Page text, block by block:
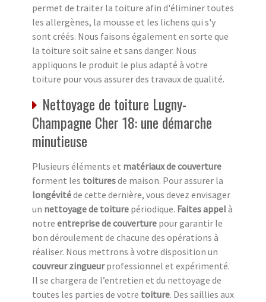
permet de traiter la toiture afin d'éliminer toutes
les allergènes, la mousse et les lichens qui s'y
sont créés. Nous faisons également en sorte que
la toiture soit saine et sans danger. Nous
appliquons le produit le plus adapté à votre
toiture pour vous assurer des travaux de qualité.
Nettoyage de toiture Lugny-
Champagne Cher 18: une démarche
minutieuse
Plusieurs éléments et matériaux de couverture
forment les toituresde maison. Pour assurer la
longévitéde cette dernière, vous devez envisager
un nettoyage de toiture périodique. Faites appelà
notre entreprise de couverture pour garantir le
bon déroulement de chacune des opérations à
réaliser. Nous mettrons à votre disposition un
couvreur zingueurprofessionnel et expérimenté.
Il se chargera de l’entretien et du nettoyage de
toutes les parties de votre toiture. Des saillies aux